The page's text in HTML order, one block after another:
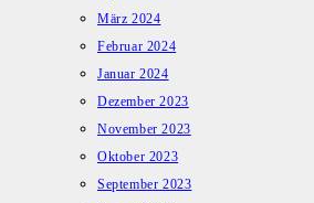
März 2024
Februar 2024
Januar 2024
Dezember 2023
November 2023
Oktober 2023
September 2023